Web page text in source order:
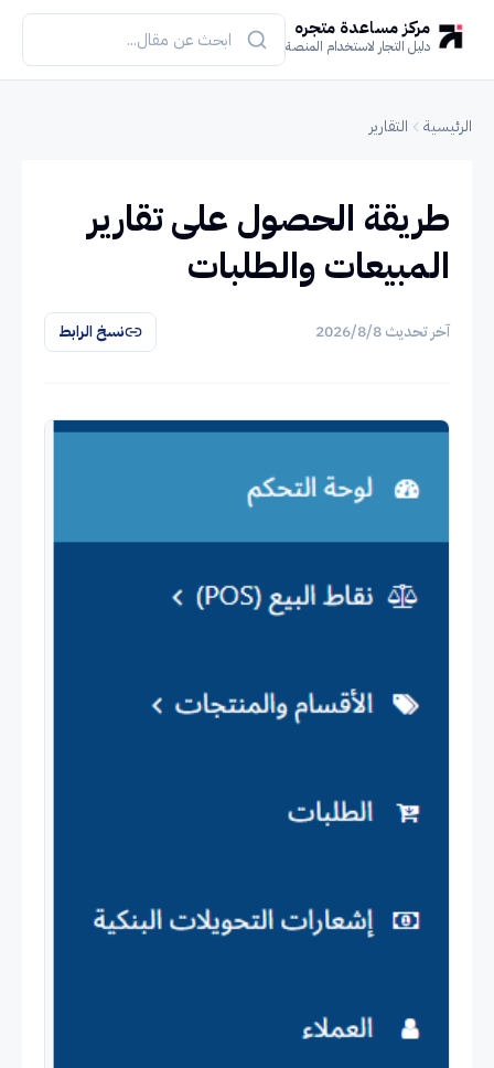
مركز مساعدة متجره
دليل التجار لاستخدام المنصة
الرئيسية التقارير
طريقة الحصول على تقارير
المبيعات والطلبات
آخر تحديث8‏/8‏/2026 نسخ الرابط